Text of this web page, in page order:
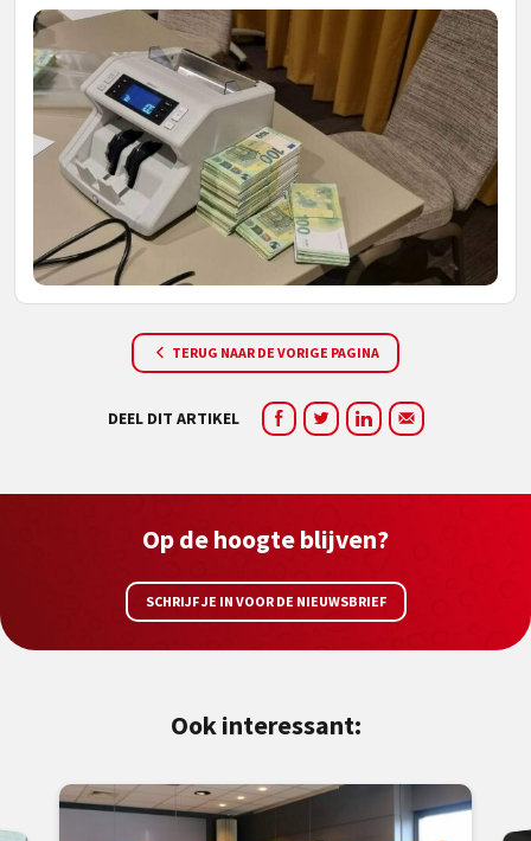
TERUG NAAR DE VORIGE PAGINA
DEEL DIT ARTIKEL
Op de hoogte blijven?
SCHRIJF JE IN VOOR DE NIEUWSBRIEF
Ook interessant: